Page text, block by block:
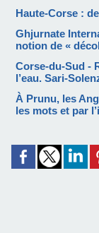
Haute-Corse :
Ghjurnate
notion de «
Corse-du-Sud -
l’eau. Sari-
À Prunu, les
les mots et par